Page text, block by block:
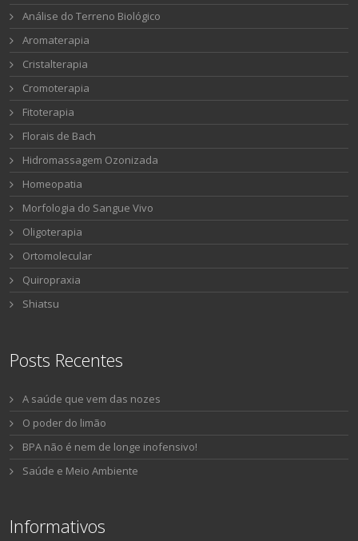
Análise do Terreno Biológico
Aromaterapia
Cristalterapia
Cromoterapia
Fitoterapia
Florais de Bach
Hidromassagem Ozonizada
Homeopatia
Morfologia do Sangue Vivo
Oligoterapia
Ortomolecular
Quiropraxia
Shiatsu
Posts Recentes
A saúde que vem das nozes
O poder do limão
BPA não é nem de longe inofensivo!
Saúde e Meio Ambiente
Informativos